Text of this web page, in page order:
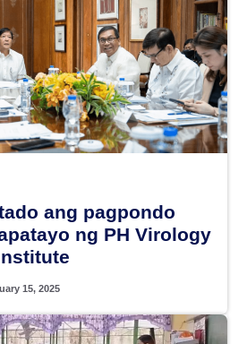
ang pagpondo
ng PH Virology
15, 2025